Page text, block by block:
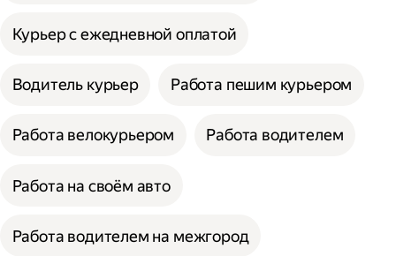
Курьер с ежедневной оплатой
Водитель курьер Работа пешим курьером
Работа велокурьером Работа водителем
Работа на своём авто
Работа водителем на межгород